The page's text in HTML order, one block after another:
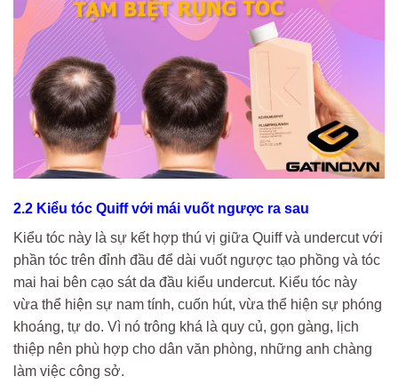
2.2 Kiểu tóc Quiff với mái vuốt ngược ra sau
Kiểu tóc này là sự kết hợp thú vị giữa Quiff và undercut với
phần tóc trên đỉnh đầu để dài vuốt ngược tạo phồng và tóc
mai hai bên cạo sát da đầu kiểu undercut. Kiểu tóc này
vừa thể hiện sự nam tính, cuốn hút, vừa thể hiện sự phóng
khoáng, tự do. Vì nó trông khá là quy củ, gọn gàng, lịch
thiệp nên phù hợp cho dân văn phòng, những anh chàng
làm việc công sở.